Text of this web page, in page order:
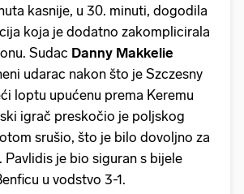
kasnije, u 30. minuti, dogodila
koja je dodatno zakomplicirala
Sudac Danny Makkelie
udarac nakon što je Szczesny
loptu upućenu prema Keremu
igrač preskočio je poljskog
srušio, što je bilo dovoljno za
Pavlidis je bio siguran s bijele
u vodstvo 3-1.